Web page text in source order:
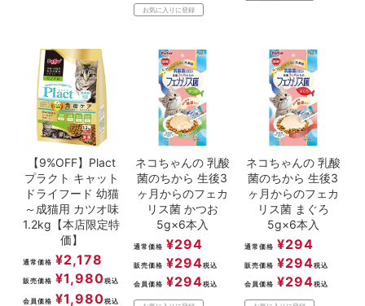
お気に入りに登録
【9%OFF】Plact
プラクト キャット
ドライフード 幼猫
～成猫用 カツオ味
1.2kg【本店限定特
価】
通常価格 ¥2,178
販売価格 ¥1,980税込
会員価格 ¥1,980税込
ネコちゃんの 乳酸
菌のちから 生後3
ヶ月からのフェカ
リス菌 かつお
5g×6本入
通常価格 ¥294
販売価格 ¥294税込
会員価格 ¥294税込
ネコちゃんの 乳酸
菌のちから 生後3
ヶ月からのフェカ
リス菌 まぐろ
5g×6本入
通常価格 ¥294
販売価格 ¥294税込
会員価格 ¥294税込